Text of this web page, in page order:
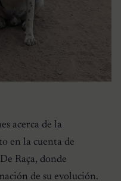
acerca de la
en la cuenta de
Raça, donde
de su evolución.